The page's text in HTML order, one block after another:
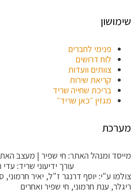
שימושון
פנימי לחברים
לוח דרושים
צוותים וועדות
קריאת שירות
בריכת שחייה שריד
מגזין ״כאן שריד״
מערכת
מייסד ומנהל האתר: חי שפיר | מעצב
עורך ידיעוני שריד:
צולמו ע"י: יוסף דרנגר ז"ל, יאיר חרמוני,
ריגלר, ענת חרמוני, חי שפיר ואחרים